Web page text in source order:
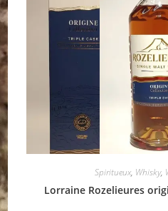
Spiritueux, Whisky,
Lorraine Rozelieures